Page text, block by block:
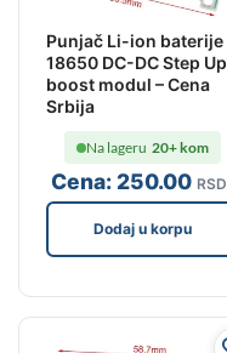
Punjač Li-ion baterije
18650 DC-DC Step Up
boost modul – Cena
Srbija
Cena: 250.00 RSD
Na lageru 20+ kom
Dodaj u korpu